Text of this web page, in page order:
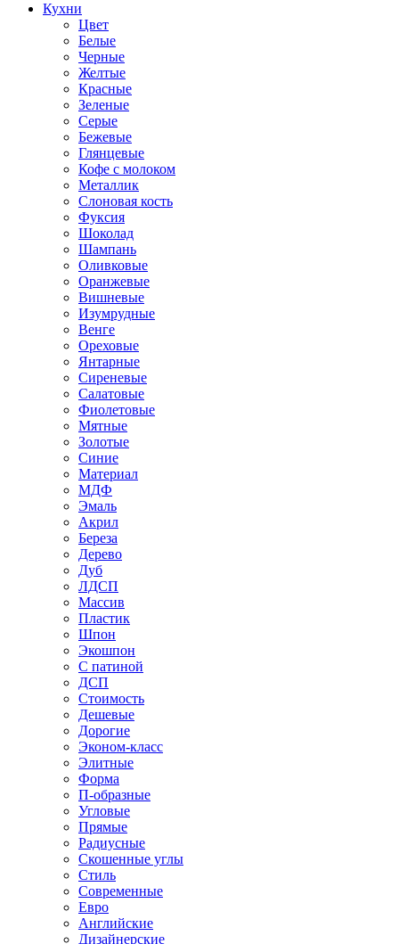
Кухни
Цвет
Белые
Черные
Желтые
Красные
Зеленые
Серые
Бежевые
Глянцевые
Кофе с молоком
Металлик
Слоновая кость
Фуксия
Шоколад
Шампань
Оливковые
Оранжевые
Вишневые
Изумрудные
Венге
Ореховые
Янтарные
Сиреневые
Салатовые
Фиолетовые
Мятные
Золотые
Синие
Материал
МДФ
Эмаль
Акрил
Береза
Дерево
Дуб
ЛДСП
Массив
Пластик
Шпон
Экошпон
С патиной
ДСП
Стоимость
Дешевые
Дорогие
Эконом-класс
Элитные
Форма
П-образные
Угловые
Прямые
Радиусные
Скошенные углы
Стиль
Современные
Евро
Английские
Дизайнерские